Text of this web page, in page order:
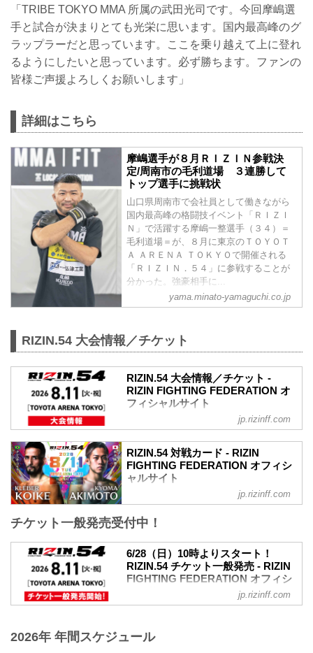
「TRIBE TOKYO MMA 所属の武田光司です。今回摩嶋選
手と試合が決まりとても光栄に思います。国内最高峰のグ
ラップラーだと思っています。ここを乗り越えて上に登れ
るようにしたいと思っています。必ず勝ちます。ファンの
皆様ご声援よろしくお願いします」
詳細はこちら
摩嶋選手が８月ＲＩＺＩＮ参戦決
定/周南市の毛利道場 ３連勝して
トップ選手に挑戦状
山口県周南市で会社員として働きながら
国内最高峰の格闘技イベント「ＲＩＺＩ
Ｎ」で活躍する摩嶋一整選手（３４）＝
毛利道場＝が、８月に東京のＴＯＹＯＴ
Ａ ＡＲＥＮＡ ＴＯＫＹＯで開催される
「ＲＩＺＩＮ．５４」に参戦することが
分かった。強豪相手に...
yama.minato-yamaguchi.co.jp
RIZIN.54 大会情報／チケット
RIZIN.54 大会情報／チケット -
RIZIN FIGHTING FEDERATION オ
フィシャルサイト
2026年8月11日（火・祝）12:00開場（予
定）／14:00開始（予定）
※開場・開始時間は予定です。決定次第
RIZIN FFオフィシャルサイトにてご案内
会場
TOYOTA ARENA TOKYO
電車でお越しの方
新交通ゆりかもめ 「青海」駅 徒歩4分
（244m）
りんかい線 「東京テレポート」駅 徒歩5
バスでお越しの方
徒歩5分（360m）
jp.rizinff.com
RIZIN.54 対戦カード - RIZIN
FIGHTING FEDERATION オフィシ
ャルサイト
クレベル・コイケ vs. 秋元強真
クレベル・コイケ vs. 秋元強真
RIZIN MMAルール：5分3R（61.0kg）
佐藤将光 vs. パッチー・ミックス
後藤丈治 vs. アジズベク・テミロフ
RIZIN MMAルール：5分3R（61.0kg）
後藤丈治 vs. アジズベク・テミロフ
伊藤裕樹 vs....
jp.rizinff.com
チケット一般発売受付中！
6/28（日）10時よりスタート！
RIZIN.54 チケット一般発売 - RIZIN
FIGHTING FEDERATION オフィシ
のチケット一般発売がスタート！ チケッ
jp.rizinff.com
2026年 年間スケジュール